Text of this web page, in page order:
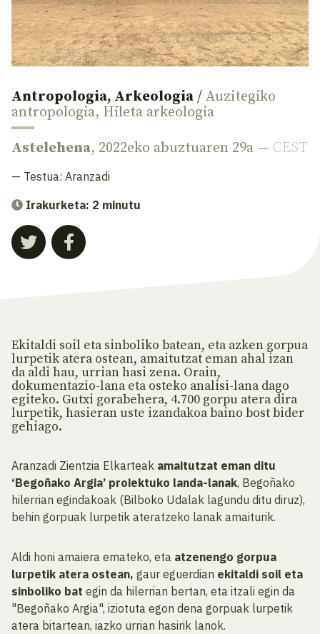
Antropologia, Arkeologia / Auzitegiko
antropologia, Hileta arkeologia
Astelehena, 2022eko abuztuaren 29a — CEST
— Testua: Aranzadi
Irakurketa: 2 minutu
Ekitaldi soil eta sinboliko batean, eta azken gorpua
lurpetik atera ostean, amaitutzat eman ahal izan
da aldi hau, urrian hasi zena. Orain,
dokumentazio-lana eta osteko analisi-lana dago
egiteko. Gutxi gorabehera, 4.700 gorpu atera dira
lurpetik, hasieran uste izandakoa baino bost bider
gehiago.
Aranzadi Zientzia Elkarteak amaitutzat eman ditu
‘Begoñako Argia’ proiektuko landa-lanak, Begoñako
hilerrian egindakoak (Bilboko Udalak lagundu ditu diruz),
behin gorpuak lurpetik ateratzeko lanak amaiturik.
Aldi honi amaiera emateko, eta atzenengo gorpua
lurpetik atera ostean, gaur eguerdian ekitaldi soil eta
sinboliko bat egin da hilerrian bertan, eta itzali egin da
"Begoñako Argia", iziotuta egon dena gorpuak lurpetik
atera bitartean, iazko urrian hasirik lanok.